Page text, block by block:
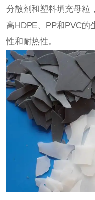
分散剂和塑料填充母粒
高HDPE、PP和PVC的
性和耐热性。